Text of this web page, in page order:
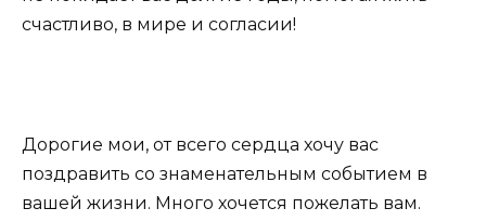
счастливо, в мире и согласии!
Дорогие мои, от всего сердца хочу вас
поздравить со знаменательным событием в
вашей жизни. Много хочется пожелать вам.